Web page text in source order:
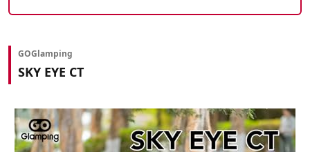
GOGlamping
SKY EYE CT